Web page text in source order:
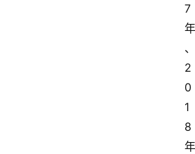
7
年
、
2
0
1
8
年